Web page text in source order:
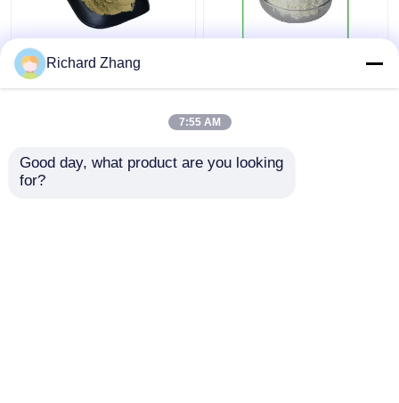
Suda çözünür % 70 %
80 Beta Glukan Tozu
Gıda Kaliteli Maya Beta
Richard Zhang
7:55 AM
Good day, what product are you looking
for?